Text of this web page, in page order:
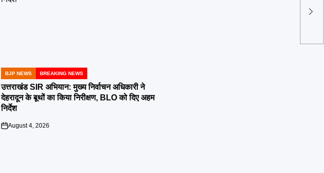
POSTED
IN
BJP NEWS BREAKING NEWS
उत्तराखंड SIR अभियान: मुख्य निर्वाचन अधिकारी ने
देहरादून के बूथों का किया निरीक्षण, BLO को दिए अहम
निर्देश
on
August 4, 2026